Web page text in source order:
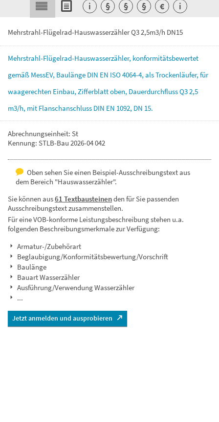
Mehrstrahl-Flügelrad-Hauswasserzähler Q3 2,5m3/h DN15
Mehrstrahl-Flügelrad-Hauswasserzähler, konformitätsbewertet
gemäß MessEV, Baulänge DIN EN ISO4064-4, alsTrockenläufer, für
waagerechten Einbau, Zifferblattoben, DauerdurchflussQ32,5
m3/h, mit Flanschanschluss DIN EN 1092, DN 15.
Abrechnungseinheit: St
Kennung: STLB-Bau 2026-04 042
Oben sehen Sie einen Beispiel-Ausschreibungstext aus
dem Bereich "Hauswasserzähler".
Sie können aus61 Textbausteinenden für Sie passenden
Ausschreibungstext zusammenstellen.
Für eine VOB-konforme Leistungsbeschreibung stehen u.a.
folgenden Beschreibungsmerkmale zur Verfügung:
Armatur-/Zubehörart
Beglaubigung/Konformitätsbewertung/Vorschrift
Baulänge
Bauart Wasserzähler
Ausführung/Verwendung Wasserzähler
...
Jetzt anmelden und ausprobieren
i § § § € i